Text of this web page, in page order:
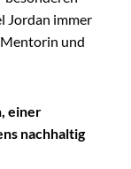
Jordan immer
und
einer
nachhaltig